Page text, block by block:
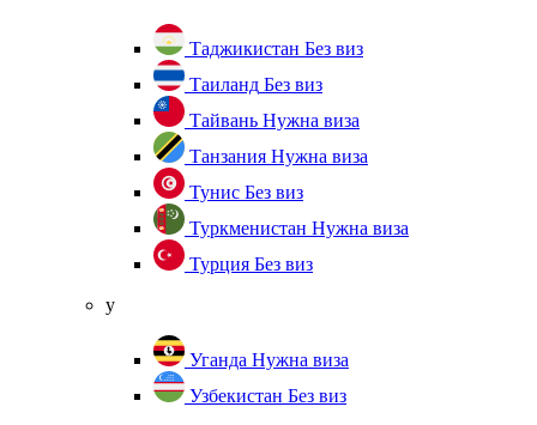
Таджикистан Без виз
Таиланд Без виз
Тайвань Нужна виза
Танзания Нужна виза
Тунис Без виз
Туркменистан Нужна виза
Турция Без виз
у
Уганда Нужна виза
Узбекистан Без виз